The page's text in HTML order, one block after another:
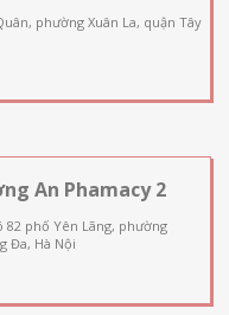
phường Xuân La, quận Tây
An Phamacy 2
82 phố Yên Lãng, phường
Đa, Hà Nội